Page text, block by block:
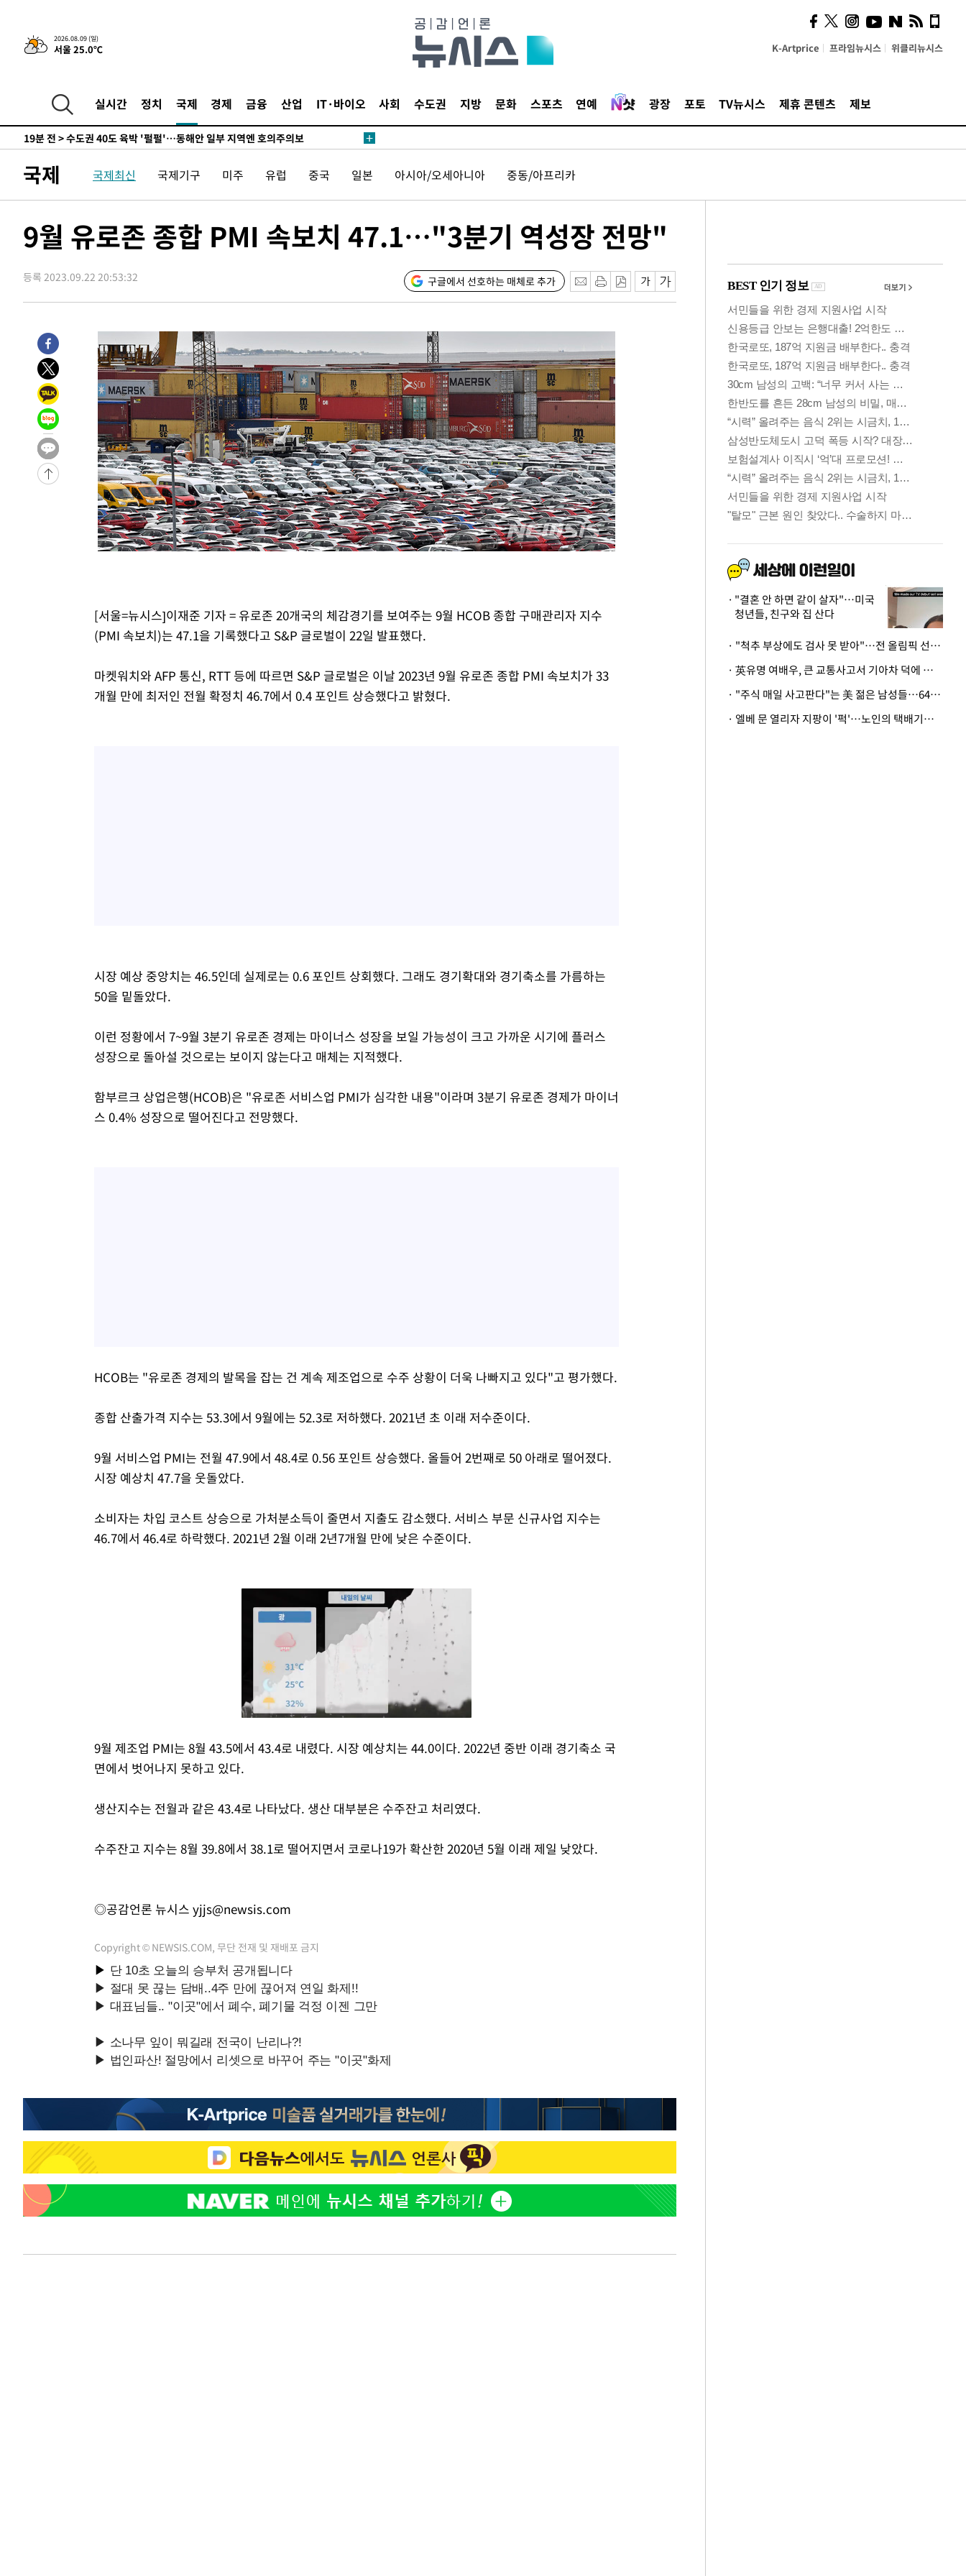
2026.08.09 (일)
서울 25.0℃ K-Artprice 프라임뉴시스 위클리뉴시스
실시간 정치 국제 경제 금융 산업 IT·바이오 사회 수도권 지방 문화 스포츠 연예 광장 포토 TV뉴시스 제휴 콘텐츠 제보
래 44.56%
-6558초 전 >[속보]與 대표 경선 제주·인천 당원투표…金 47.75%·鄭 42.08%·
宋 10.17%
-6092초 전 >이강인 "아틀레티코 이적 기뻐…등번호 7번 의미보단 팀 위해 뛸 것"
3분 전 >낮 최고 35도 '무더위'…동해안 시간당 30㎜ '강한 비'[내일날씨]
[속보]이강인 "감독님이 원하는 마음 느꼈고, 많은 트로피 원해 아틀레티
코 이적"
19분 전 >수도권 40도 육박 '펄펄'…동해안 일부 지역엔 호의주의보
2시간 전 >
강릉에 시간당 81.4㎜ 물폭탄…도로 잠기고 담벼락 붕괴
3시간 전 >백운산서 80년근 천종산삼 9뿌리 발견…감정가 1.3억원
4시간 전 >
남자 농구, 나고야 아시안게임서 '홈팀' 일본과 한일전
5시간 전 >극한폭염 한풀 꺾이지만…'낮 최고 35도' 무더위, 열대야 계속[다음주
6시간 전 >축구협회 "압수수색·성접대 논란 사과…쇄신의 기회로 삼겠다"
10시간 전 >
'최고 37도' 폭염 지속…강원동해안 최대 150㎜ 비
12시간 전 >
[속보]뉴욕증시 상승 마감…S&P 0.6% 나스닥 1.3%↑
-16296초 전 >
이란 "호르무즈 재개방 합의 근접…美 배상 선행돼야"
-7343초 전 >
[속보]與최고위원 제주·인천 순회경선…박선원·최민희·서미화·한
민수·김용 순
-7296초 전 >
[속보]김민석, 與 전대 당원투표 누적 득표율 45.42%로 1위… 정청
래 44.56%
-6578초 전 >
[속보]與 대표 경선 제주·인천 당원투표…金 47.75%·鄭 42.08%·
宋 10.17%
-6112초 전 >
이강인 "아틀레티코 이적 기뻐…등번호 7번 의미보단 팀 위해 뛸 것"
-6047초 전 >
[속보]與 당대표 경선, 제주·인천 권리당원 투표 김민석 승리
낮 최고 35도 '무더위'…동해안 시간당 30㎜ '강한 비'[내일날씨]
[속보]이강인 "감독님이 원하는 마음 느꼈고, 많은 트로피 원해 아틀레티
수도권 40도 육박 '펄펄'…동해안 일부 지역엔 호의주의보
선재도서 해루질 나섰다 실종 60대, 닷새 만에 숨진 채 발견
남자 농구, 나고야 아시안게임서 '홈팀' 일본과 한일전
극한폭염 한풀 꺾이지만…'낮 최고 35도' 무더위, 열대야 계속[다음주
축구협회 "압수수색·성접대 논란 사과…쇄신의 기회로 삼겠다"
국제 국제최신 국제기구 미주 유럽 중국 일본 아시아/오세아니아 중동/아프리카
9월 유로존 종합 PMI 속보치 47.1…"3분기 역성장 전망"
등록 2023.09.22 20:53:32 구글에서 선호하는 매체로 추가
[서울=뉴시스]이재준 기자 = 유로존 20개국의 체감경기를 보여주는 9월 HCOB 종합 구매관리자 지수
(PMI 속보치)는 47.1을 기록했다고 S&P 글로벌이 22일 발표했다.
마켓워치와 AFP 통신, RTT 등에 따르면 S&P 글로벌은 이날 2023년 9월 유로존 종합 PMI 속보치가 33
개월 만에 최저인 전월 확정치 46.7에서 0.4 포인트 상승했다고 밝혔다.
시장 예상 중앙치는 46.5인데 실제로는 0.6 포인트 상회했다. 그래도 경기확대와 경기축소를 가름하는
50을 밑돌았다.
이런 정황에서 7~9월 3분기 유로존 경제는 마이너스 성장을 보일 가능성이 크고 가까운 시기에 플러스
성장으로 돌아설 것으로는 보이지 않는다고 매체는 지적했다.
함부르크 상업은행(HCOB)은 "유로존 서비스업 PMI가 심각한 내용"이라며 3분기 유로존 경제가 마이너
스 0.4% 성장으로 떨어진다고 전망했다.
HCOB는 "유로존 경제의 발목을 잡는 건 계속 제조업으로 수주 상황이 더욱 나빠지고 있다"고 평가했다.
종합 산출가격 지수는 53.3에서 9월에는 52.3로 저하했다. 2021년 초 이래 저수준이다.
9월 서비스업 PMI는 전월 47.9에서 48.4로 0.56 포인트 상승했다. 올들어 2번째로 50 아래로 떨어졌다.
시장 예상치 47.7을 웃돌았다.
소비자는 차입 코스트 상승으로 가처분소득이 줄면서 지출도 감소했다. 서비스 부문 신규사업 지수는
46.7에서 46.4로 하락했다. 2021년 2월 이래 2년7개월 만에 낮은 수준이다.
9월 제조업 PMI는 8월 43.5에서 43.4로 내렸다. 시장 예상치는 44.0이다. 2022년 중반 이래 경기축소 국
면에서 벗어나지 못하고 있다.
생산지수는 전월과 같은 43.4로 나타났다. 생산 대부분은 수주잔고 처리였다.
수주잔고 지수는 8월 39.8에서 38.1로 떨어지면서 코로나19가 확산한 2020년 5월 이래 제일 낮았다.
◎공감언론 뉴시스 yjjs@newsis.com
Copyright © NEWSIS.COM, 무단 전재 및 재배포 금지
사이 해답 찾았죠"…알을
깨고 나온 '초자아'
"결혼 안 하면 같이 살자"…미국
청년들, 친구와 집 산다
· "척추 부상에도 검사 못 받아"…전 올림픽 선수, 美봅슬레이협회 상대 소송
· 英유명 여배우, 큰 교통사고서 기아차 덕에 살았다
· "주식 매일 사고판다"는 美 젊은 남성들…64%가 "나는 인생의 패배자“
· 엘베 문 열리자 지팡이 '퍽'…노인의 택배기사 폭행 이유